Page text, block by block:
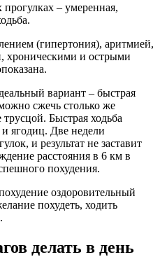
– умеренная,
(гипертония), аритмией,
хроническими и острыми
вариант – быстрая
сжечь столько же
Быстрая ходьба
ягодиц. Две недели
и результат не заставит
расстояния в 6 км в
похудения.
оздоровительный
похудеть, ходить
делать в день